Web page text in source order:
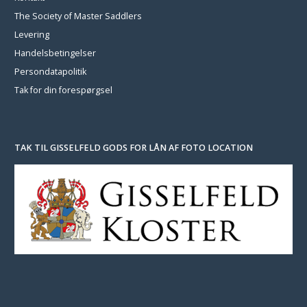
The Society of Master Saddlers
Levering
Handelsbetingelser
Persondatapolitik
Tak for din forespørgsel
TAK TIL GISSELFELD GODS FOR LÅN AF FOTO LOCATION